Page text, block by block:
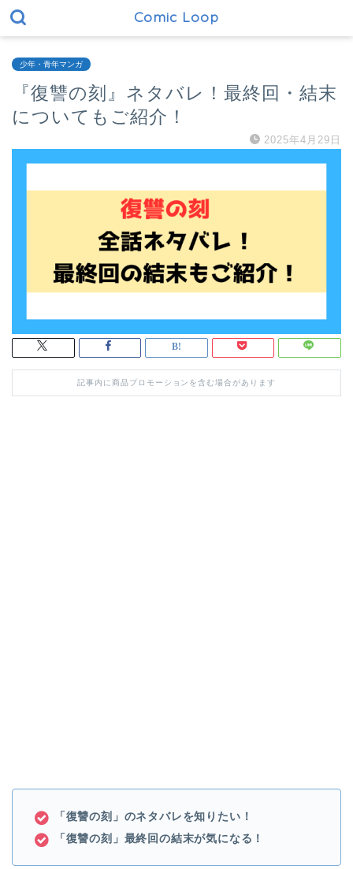
Comic Loop
少年・青年マンガ
『復讐の刻』ネタバレ！最終回・結末
についてもご紹介！
2025年4月29日
記事内に商品プロモーションを含む場合があります
「復讐の刻」のネタバレを知りたい！
「復讐の刻」最終回の結末が気になる！